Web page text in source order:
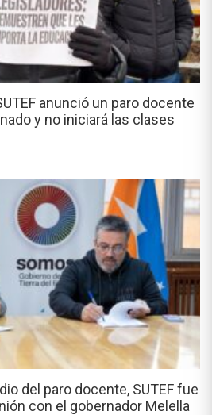
anunció un paro docente
y no iniciará las clases
del paro docente, SUTEF fue
con el gobernador Melella